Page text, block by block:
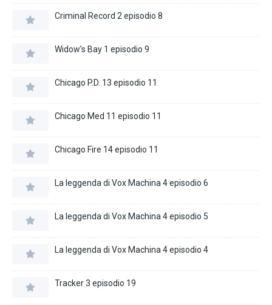
Criminal Record 2 episodio 8
Widow’s Bay 1 episodio 9
Chicago P.D. 13 episodio 11
Chicago Med 11 episodio 11
Chicago Fire 14 episodio 11
La leggenda di Vox Machina 4 episodio 6
La leggenda di Vox Machina 4 episodio 5
La leggenda di Vox Machina 4 episodio 4
Tracker 3 episodio 19